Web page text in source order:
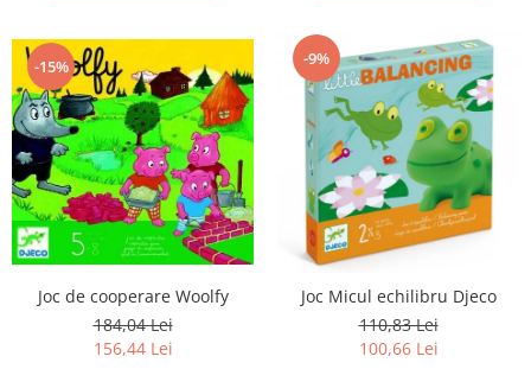
-15%
Joc de cooperare Woolfy
184,04 Lei
156,44 Lei
-9%
Joc Micul echilibru Djeco
110,83 Lei
100,66 Lei